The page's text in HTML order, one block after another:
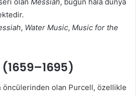
, Water Music, Music for the
öncülerinden olan Purcell, özellikle